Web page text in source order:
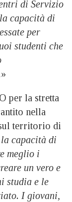
di Servizio
capacità di
per
studenti che
»
per la stretta
nella
territorio di
capacità di
meglio i
un vero e
studia e le
I giovani,